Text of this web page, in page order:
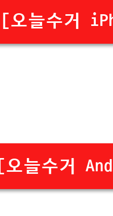
[오늘수거
[오늘수거